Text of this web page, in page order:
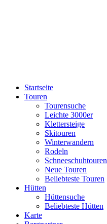
Startseite
Touren
Tourensuche
Leichte 3000er
Klettersteige
Skitouren
Winterwandern
Rodeln
Schneeschuhtouren
Neue Touren
Beliebteste Touren
Hütten
Hüttensuche
Beliebteste Hütten
Karte